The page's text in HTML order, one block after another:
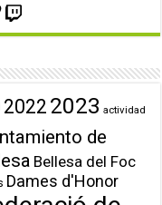
Twitch
2022 2023 actividad
de
Bellesa del Foc
Dames d'Honor